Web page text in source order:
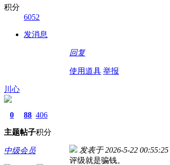
积分
6052
发消息
回复
使用道具 举报
川心
0
主题
88
帖子
406
积分
中级会员 发表于 2026-5-22 00:55:25
评级就是骗钱。